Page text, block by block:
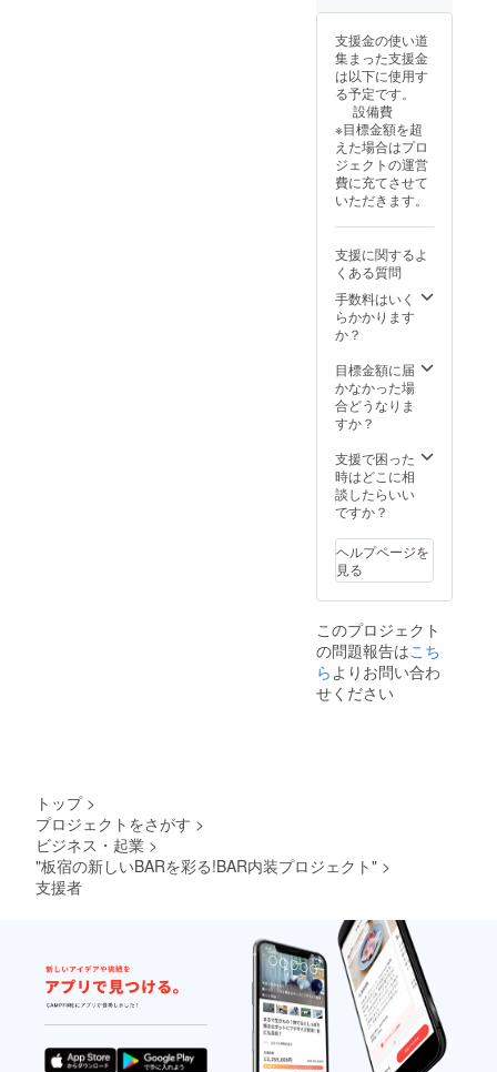
支援金の使い道
集まった支援金
は以下に使用す
る予定です。
設備費
※目標金額を超
えた場合はプロ
ジェクトの運営
費に充てさせて
いただきます。
支援に関するよ
くある質問
手数料はいく
らかかります
か？
目標金額に届
かなかった場
合どうなりま
すか？
支援で困った
時はどこに相
談したらいい
ですか？
ヘルプページを
見る
このプロジェクト
の問題報告はこち
らよりお問い合わ
せください
トップ >
プロジェクトをさがす >
ビジネス・起業 >
"板宿の新しいBARを彩る!BAR内装プロジェクト" >
支援者